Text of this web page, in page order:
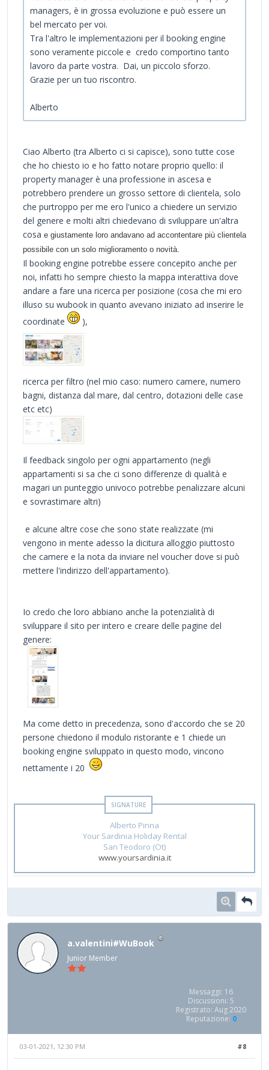
managers, è in grossa evoluzione e può essere un
bel mercato per voi.
Tra l'altro le implementazioni per il booking engine
sono veramente piccole e credo comportino tanto
lavoro da parte vostra. Dai, un piccolo sforzo.
Grazie per un tuo riscontro.
Alberto
Ciao Alberto (tra Alberto ci si capisce), sono tutte cose
che ho chiesto io e ho fatto notare proprio quello: il
property manager è una professione in ascesa e
potrebbero prendere un grosso settore di clientela, solo
che purtroppo per me ero l'unico a chiedere un servizio
del genere e molti altri chiedevano di sviluppare un'altra
cosa e giustamente loro andavano ad accontentare più clientela
possibile con un solo miglioramento o novità.
Il booking engine potrebbe essere concepito anche per
noi, infatti ho sempre chiesto la mappa interattiva dove
andare a fare una ricerca per posizione (cosa che mi ero
illuso su wubook in quanto avevano iniziato ad inserire le
coordinate
),
ricerca per filtro (nel mio caso: numero camere, numero
bagni, distanza dal mare, dal centro, dotazioni delle case
etc etc)
Il feedback singolo per ogni appartamento (negli
appartamenti si sa che ci sono differenze di qualità e
magari un punteggio univoco potrebbe penalizzare alcuni
e sovrastimare altri)
e alcune altre cose che sono state realizzate (mi
vengono in mente adesso la dicitura alloggio piuttosto
che camere e la nota da inviare nel voucher dove si può
mettere l'indirizzo dell'appartamento).
Io credo che loro abbiano anche la potenzialità di
sviluppare il sito per intero e creare delle pagine del
genere:
Ma come detto in precedenza, sono d'accordo che se 20
persone chiedono il modulo ristorante e 1 chiede un
booking engine sviluppato in questo modo, vincono
nettamente i 20
Alberto Pinna
Your Sardinia Holiday Rental
San Teodoro (Ot)
www.yoursardinia.it
a.valentini#WuBook
Junior Member
Messaggi: 16
Discussioni: 5
Registrato: Aug 2020
Reputazione: 0
#8
03-01-2021, 12:30 PM